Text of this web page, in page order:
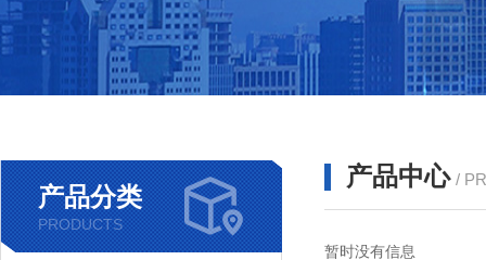
产品分类
PRODUCTS
产品中心 /
暂时没有信息